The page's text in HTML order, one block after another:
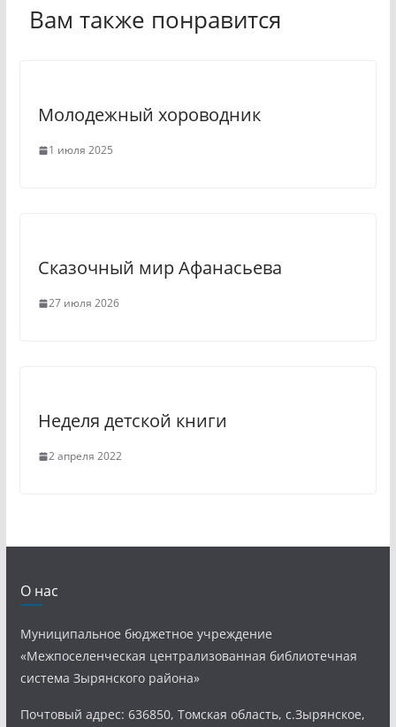
a
i
k
g
Вам также понравится
Молодежный хороводник
1 июля 2025
Сказочный мир Афанасьева
27 июля 2026
Неделя детской книги
2 апреля 2022
О нас
Муниципальное бюджетное учреждение
«Межпоселенческая централизованная библиотечная
система Зырянского района»
Почтовый адрес: 636850, Томская область, с.Зырянское,